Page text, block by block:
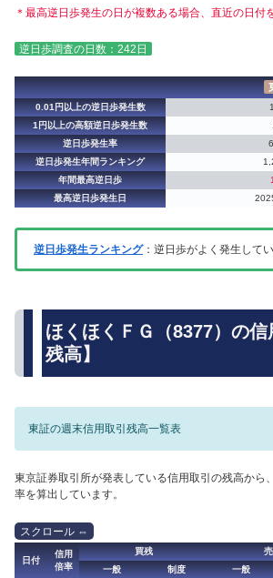
＊最高逆日歩発生の日が複数ある場合、直近の日付
逆日歩調査の日数：242日
0.01円以上の逆日歩発生数
1円以上の高額逆日歩発生数
逆日歩発生率
逆日歩発生年間ランキング
年間最高逆日歩
最高逆日歩発生日
逆日歩発生ランキング：逆日歩がよく発生して
ほくほくＦＧ（8377）の
残高】
東証の週末信用取引残高一覧表
東京証券取引所が発表している信用取引の残高から
率を算出しています。
日付
信用
倍率
買残
一般
制度 一般